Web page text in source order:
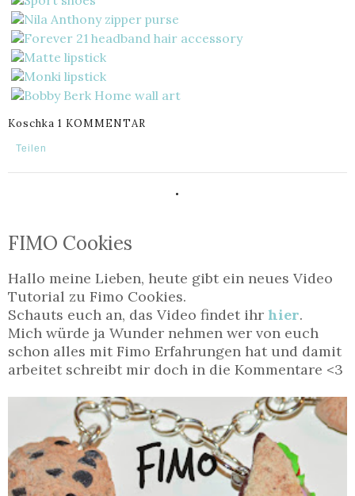
Koschka 1 KOMMENTAR
Teilen
.
FIMO Cookies
Hallo meine Lieben, heute gibt ein neues Video
Tutorial zu Fimo Cookies.
Schauts euch an, das Video findet ihr hier.
Mich würde ja Wunder nehmen wer von euch
schon alles mit Fimo Erfahrungen hat und damit
arbeitet schreibt mir doch in die Kommentare <3